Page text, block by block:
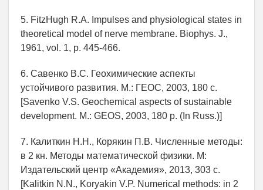
5. FitzHugh R.A. Impulses and physiological states in
theoretical model of nerve membrane. Biophys. J.,
1961, vol. 1, p. 445-466.
6. Савенко В.С. Геохимические аспекты
устойчивого развития. М.: ГЕОС, 2003, 180 с.
[Savenko V.S. Geochemical aspects of sustainable
development. M.: GEOS, 2003, 180 p. (In Russ.)]
7. Калиткин Н.Н., Корякин П.В. Численные методы:
в 2 кн. Методы математической физики. М:
Издательский центр «Академия», 2013, 303 с.
[Kalitkin N.N., Koryakin V.P. Numerical methods: in 2